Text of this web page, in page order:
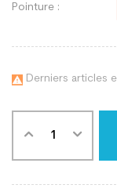
Pointure :
 Derniers articles